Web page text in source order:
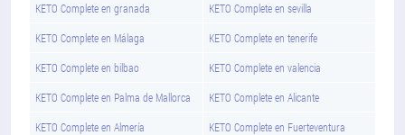
KETO Complete en granada KETO Complete en sevilla
KETO Complete en Málaga KETO Complete en tenerife
KETO Complete en bilbao KETO Complete en valencia
KETO Complete en Palma de Mallorca KETO Complete en Alicante
KETO Complete en Almería KETO Complete en Fuerteventura